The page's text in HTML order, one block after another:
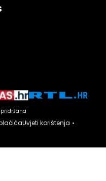
Uvjeti korištenja